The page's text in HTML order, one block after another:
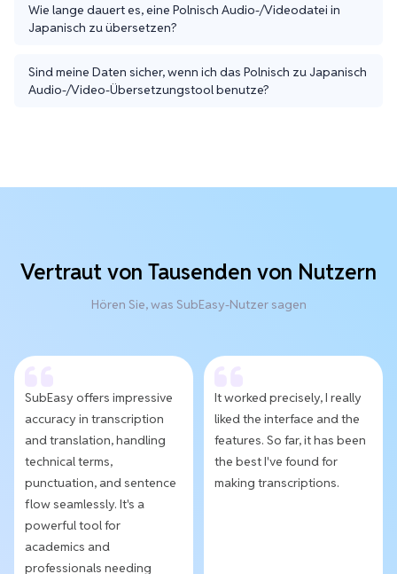
Wie lange dauert es, eine Polnisch Audio-/Videodatei in
Japanisch zu übersetzen?
Sind meine Daten sicher, wenn ich das Polnisch zu Japanisch
Audio-/Video-Übersetzungstool benutze?
Vertraut von Tausenden von Nutzern
Hören Sie, was SubEasy-Nutzer sagen
SubEasy offers impressive
accuracy in transcription
and translation, handling
technical terms,
punctuation, and sentence
flow seamlessly. It's a
powerful tool for
academics and
professionals needing
It worked precisely, I really
liked the interface and the
features. So far, it has been
the best I've found for
making transcriptions.